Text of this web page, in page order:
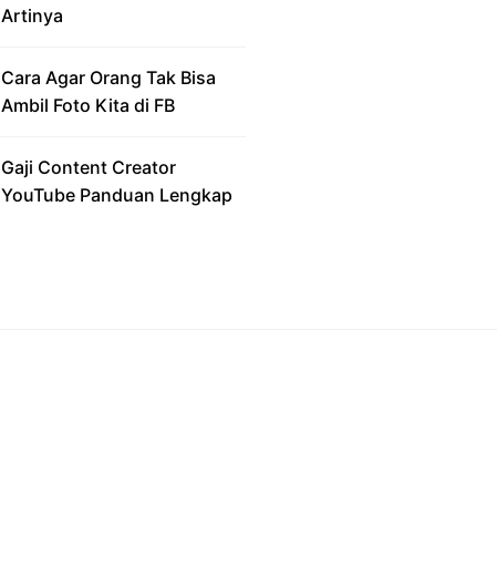
Artinya
Cara Agar Orang Tak Bisa
Ambil Foto Kita di FB
Gaji Content Creator
YouTube Panduan Lengkap